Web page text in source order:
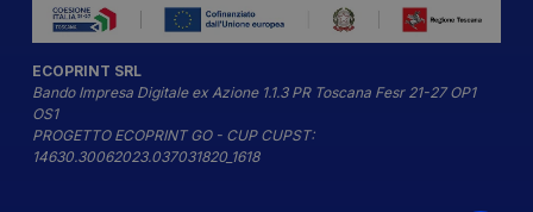
ECOPRINT SRL
Bando Impresa Digitale ex Azione 1.1.3 PR Toscana Fesr 21-27 OP1
OS1
PROGETTO ECOPRINT GO - CUP CUPST:
14630.30062023.037031820_1618